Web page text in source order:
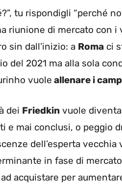
tu rispondigli “perché
riunione di mercato con
sin dall’inizio: a Roma ci
del 2021 ma alla sola
vuole allenare i
dei Friedkin vuole
e mai conclusi, o peggio
dell’esperta vecchia
in fase di
acquistare per